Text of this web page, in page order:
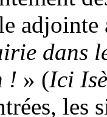
adjointe
dans
! » (Ici
les